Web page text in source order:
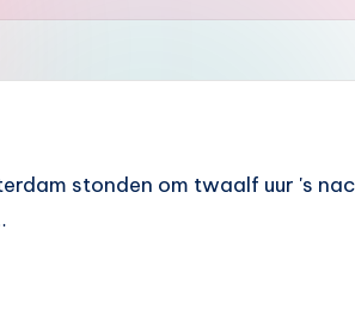
stonden om twaalf uur 's